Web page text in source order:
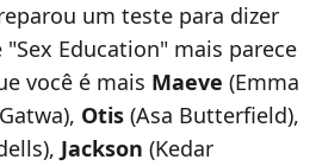
um teste para dizer
Education" mais parece
você é mais Maeve (Emma
Otis (Asa Butterfield),
Jackson (Kedar